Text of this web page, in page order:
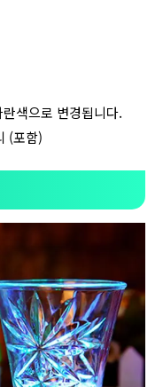
색으로 변경됩니다.
(포함)